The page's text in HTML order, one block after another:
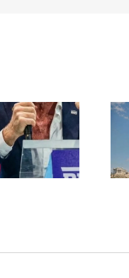
Ile de Rhodes ;
un foyer juif
déserté